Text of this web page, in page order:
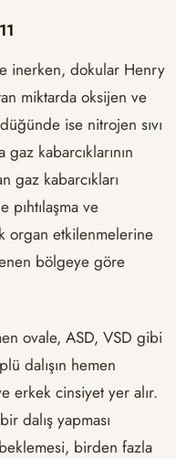
inerken, dokular Henry
miktarda oksijen ve
ise nitrojen sıvı
kabarcıklarının
gaz kabarcıkları
ve
organ etkilenmelerine
bölgeye göre
ovale, ASD, VSD gibi
dalışın hemen
erkek cinsiyet yer alır.
dalış yapması
birden fazla